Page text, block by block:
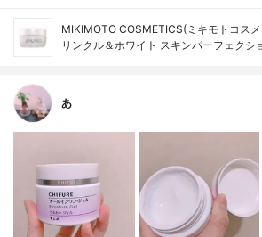
MIKIMOTO COSMETICS(ミキモトコス
リンクル＆ホワイト スキンパーフェクシ
あ